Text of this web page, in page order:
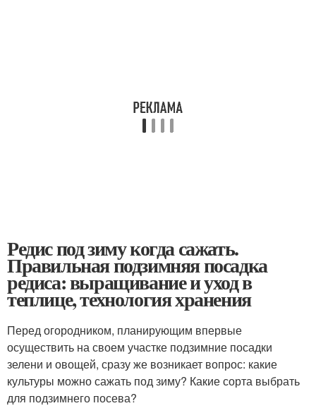
Редис под зиму когда сажать.
Правильная подзимняя посадка
редиса: выращивание и уход в
теплице, технология хранения
Перед огородником, планирующим впервые
осуществить на своем участке подзимние посадки
зелени и овощей, сразу же возникает вопрос: какие
культуры можно сажать под зиму? Какие сорта выбрать
для подзимнего посева?